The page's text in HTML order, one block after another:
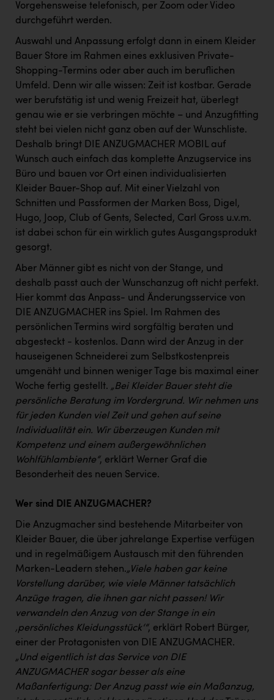
Ruderclub Wels
SCRI - Salzburg Cancer Research Institute
Schwingshandl - automation technology gmbh
Seher + Partner
Smurfit Westrock Nettingsdorf
TCL
TGW Logistics
TRAILOMAT & Cycling Austria
VERITAS
Vier Diamanten
Vorlagenportal
Wir besiegen Krebs
Wirtschaftskammer OÖ
ZGONC
ZULuft - Zukunft Luft Austria
z.l.ö.
Österreichisches Hebammengremium
Wirtschaftskammer OÖ Energiehandel
Dopgas
kunden basics
kontakt
Vorgehensweise telefonisch, per Zoom oder Video
durchgeführt werden.
Auswahl und Anpassung erfolgt dann in einem Kleider
Bauer Store im Rahmen eines exklusiven Private-
Shopping-Termins oder aber auch im beruflichen
Umfeld. Denn wir alle wissen: Zeit ist kostbar. Gerade
wer berufstätig ist und wenig Freizeit hat, überlegt
genau wie er sie verbringen möchte – und Anzugfitting
steht bei vielen nicht ganz oben auf der Wunschliste.
Deshalb bringt DIE ANZUGMACHER MOBIL auf
Wunsch auch einfach das komplette Anzugservice ins
Büro und bauen vor Ort einen individualisierten
Kleider Bauer-Shop auf. Mit einer Vielzahl von
Schnitten und Passformen der Marken Boss, Digel,
Hugo, Joop, Club of Gents, Selected, Carl Gross u.v.m.
ist dabei schon für ein wirklich gutes Ausgangsprodukt
gesorgt.
Aber Männer gibt es nicht von der Stange, und
deshalb passt auch der Wunschanzug oft nicht perfekt.
Hier kommt das Anpass- und Änderungsservice von
DIE ANZUGMACHER ins Spiel. Im Rahmen des
persönlichen Termins wird sorgfältig beraten und
abgesteckt - kostenlos. Dann wird der Anzug in der
hauseigenen Schneiderei zum Selbstkostenpreis
umgenäht und binnen weniger Tage bis maximal einer
Woche fertig gestellt. „Bei Kleider Bauer steht die
persönliche Beratung im Vordergrund. Wir nehmen uns
für jeden Kunden viel Zeit und gehen auf seine
Individualität ein. Wir überzeugen Kunden mit
Kompetenz und einem außergewöhnlichen
Wohlfühlambiente“, erklärt Werner Graf die
Besonderheit des neuen Service.
Wer sind DIE ANZUGMACHER?
Die Anzugmacher sind bestehende Mitarbeiter von
Kleider Bauer, die über jahrelange Expertise verfügen
und in regelmäßigem Austausch mit den führenden
Marken-Leadern stehen.„Viele haben gar keine
Vorstellung darüber, wie viele Männer tatsächlich
Anzüge tragen, die ihnen gar nicht passen! Wir
verwandeln den Anzug von der Stange in ein
‚persönliches Kleidungsstück‘“, erklärt Robert Bürger,
einer der Protagonisten von DIE ANZUGMACHER.
„Und eigentlich ist das Service von DIE
ANZUGMACHER sogar besser als eine
Maßanfertigung: Der Anzug passt wie ein Maßanzug,